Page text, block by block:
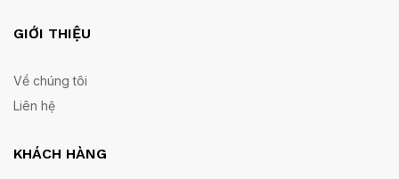
GIỚI THIỆU
Về chúng tôi
Liên hệ
KHÁCH HÀNG